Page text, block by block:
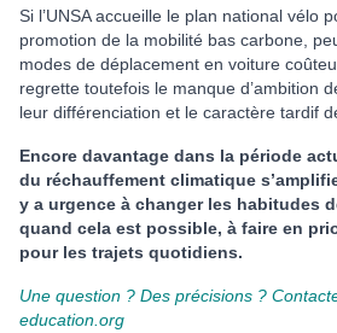
Si l’UNSA accueille le plan national vélo
promotion de la mobilité bas carbone,
modes de déplacement en voiture
regrette toutefois le manque d’ambition
leur différenciation et le caractère tardif
Encore davantage dans la période
du réchauffement climatique
y a urgence à changer les habitudes
quand cela est possible, à faire en
pour les trajets quotidiens.
Une question ? Des précisions ?
education.org